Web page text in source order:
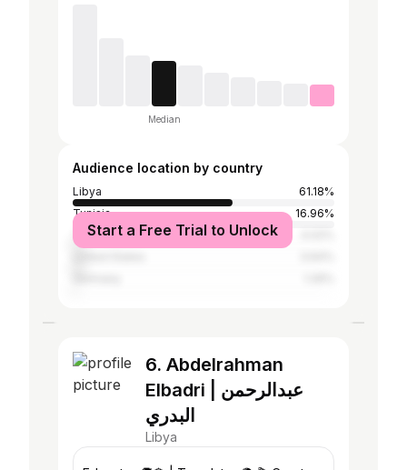
Median
Audience location by country
Libya
61.18%
Tunisia
16.96%
Turkey
Start a Free Trial to Unlock
6. Abdelrahman
Elbadri | عبدالرحمن
البدري
Libya